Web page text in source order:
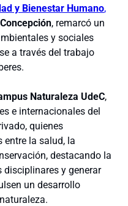
y Bienestar Humano,
, remarcó un
y sociales
a través del trabajo
Naturaleza UdeC,
e internacionales del
quienes
entre la salud, la
destacando la
disciplinares y generar
un desarrollo